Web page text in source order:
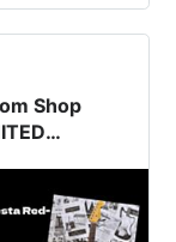
使っていたフ
ウッドの方が
以上してぐ…
Shop